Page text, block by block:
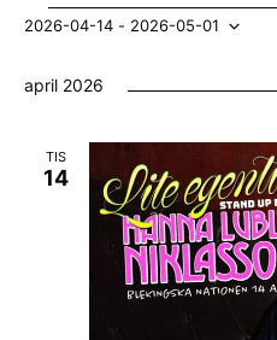
Evenemang
2026-04-14 - 2026-05-01
ä
april 2026
TIS
14